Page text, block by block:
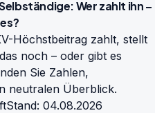
Wer zahlt ihn –
Höchstbeitrag zahlt, stellt
noch – oder gibt es
Sie Zahlen,
neutralen Überblick.
Stand: 04.08.2026